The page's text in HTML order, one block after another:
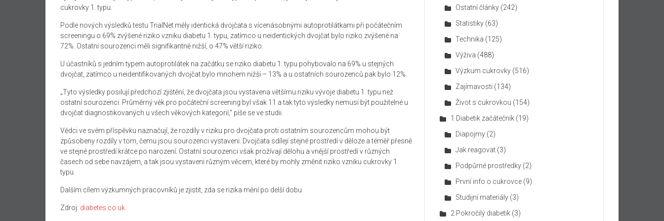
cukrovky 1. typu.
Podle nových výsledků testu TrialNet měly identická dvojčata s vícenásobnými autoprotilátkami při počátečním
screeningu o 69% zvýšené riziko vzniku diabetu 1. typu, zatímco u neidentických dvojčat bylo riziko zvýšené na
72%. Ostatní sourozenci měli signifikantně nižší, o 47% větší riziko.
U účastníků s jedním typem autoprotilátek na začátku se riziko diabetu 1. typu pohybovalo na 69% u stejných
dvojčat, zatímco u neidentifikovaných dvojčat bylo mnohem nižší – 13% a u ostatních sourozenců pak bylo 12%.
„Tyto výsledky posilují předchozí zjištění, že dvojčata jsou vystavena většímu riziku vývoje diabetu 1. typu než
ostatní sourozenci. Průměrný věk pro počáteční screening byl však 11 a tak tyto výsledky nemusí být použitelné u
dvojčat diagnostikovaných u všech věkových kategorií,“ píše se ve studii.
Vědci ve svém příspěvku naznačují, že rozdíly v riziku pro dvojčata proti ostatním sourozencům mohou být
způsobeny rozdíly v tom, čemu jsou sourozenci vystaveni. Dvojčata sdílejí stejné prostředí v děloze a téměř přesně
ve stejné prostředí krátce po narození. Ostatní sourozenci však prožívají dělohu a vnější prostředí v různých
časech od sebe navzájem, a tak jsou vystaveni různým věcem, které by mohly změnit riziko vzniku cukrovky 1.
typu.
Dalším cílem výzkumných pracovníků je zjistit, zda se rizika mění po delší dobu.
Zdroj: diabetes.co.uk
Ostatní články (242)
Statistiky (63)
Technika (125)
Výživa (488)
Výzkum cukrovky (516)
Zajímavosti (134)
Život s cukrovkou (154)
1 Diabetik začátečník (19)
Diapojmy (2)
Jak reagovat (3)
Podpůrné prostředky (2)
První info o cukrovce (9)
Studijní materiály (3)
2 Pokročilý diabetik (3)